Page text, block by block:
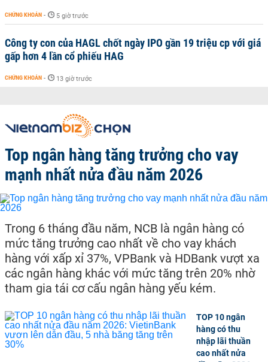
CHỨNG KHOÁN - 5 giờ trước
Công ty con của HAGL chốt ngày IPO gần 19 triệu cp với giá
gấp hơn 4 lần cổ phiếu HAG
CHỨNG KHOÁN - 13 giờ trước
Top ngân hàng tăng trưởng cho vay
mạnh nhất nửa đầu năm 2026
Trong 6 tháng đầu năm, NCB là ngân hàng có
mức tăng trưởng cao nhất về cho vay khách
hàng với xấp xỉ 37%, VPBank và HDBank vượt xa
các ngân hàng khác với mức tăng trên 20% nhờ
tham gia tái cơ cấu ngân hàng yếu kém.
TOP 10 ngân
hàng có thu
nhập lãi thuần
cao nhất nửa